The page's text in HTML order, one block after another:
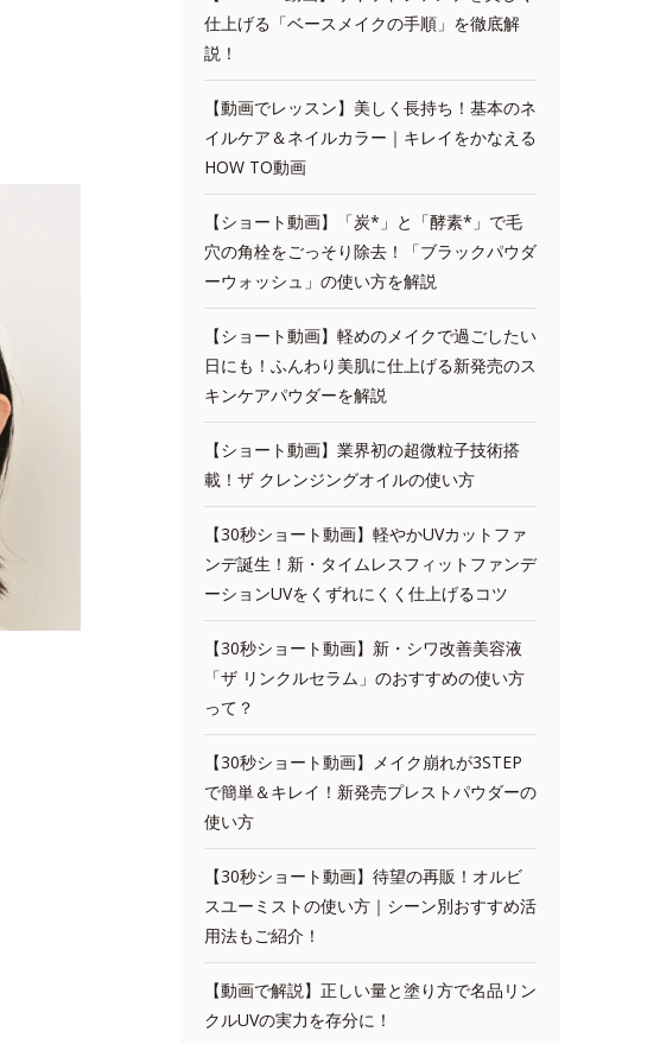
仕上げる「ベースメイクの手順」を徹底解
説！
【動画でレッスン】美しく長持ち！基本のネ
イルケア＆ネイルカラー｜キレイをかなえる
HOW TO動画
【ショート動画】「炭*」と「酵素*」で毛
穴の角栓をごっそり除去！「ブラックパウダ
ーウォッシュ」の使い方を解説
【ショート動画】軽めのメイクで過ごしたい
日にも！ふんわり美肌に仕上げる新発売のス
キンケアパウダーを解説
【ショート動画】業界初の超微粒子技術搭
載！ザ クレンジングオイルの使い方
【30秒ショート動画】軽やかUVカットファ
ンデ誕生！新・タイムレスフィットファンデ
ーションUVをくずれにくく仕上げるコツ
【30秒ショート動画】新・シワ改善美容液
「ザ リンクルセラム」のおすすめの使い方
って？
【30秒ショート動画】メイク崩れが3STEP
で簡単＆キレイ！新発売プレストパウダーの
使い方
【30秒ショート動画】待望の再販！オルビ
スユーミストの使い方｜シーン別おすすめ活
用法もご紹介！
【動画で解説】正しい量と塗り方で名品リン
クルUVの実力を存分に！